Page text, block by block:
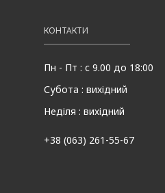
КОНТАКТИ
Пн - Пт : с 9.00 до 18:00
Субота : вихідний
Неділя : вихідний
+38 (063) 261-55-67